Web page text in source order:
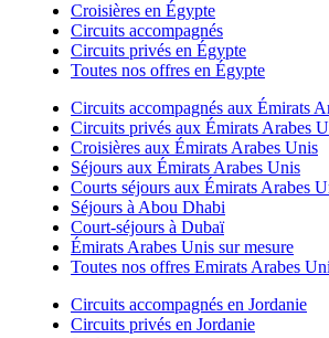
Croisières en Égypte
Circuits accompagnés
Circuits privés en Égypte
Toutes nos offres en Égypte
Circuits accompagnés aux Émirats
Circuits privés aux Émirats Arabes
Croisières aux Émirats Arabes Unis
Séjours aux Émirats Arabes Unis
Courts séjours aux Émirats Arabes
Séjours à Abou Dhabi
Court-séjours à Dubaï
Émirats Arabes Unis sur mesure
Toutes nos offres Emirats Arabes
Circuits accompagnés en Jordanie
Circuits privés en Jordanie